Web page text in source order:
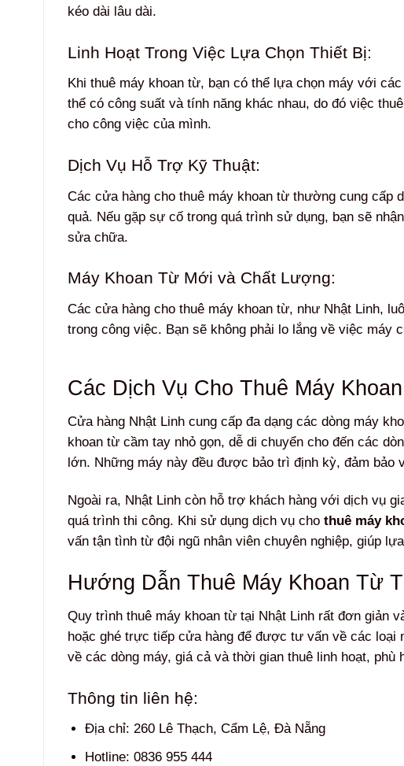
kéo dài lâu dài.
Linh Hoạt Trong Việc Lựa Chọn Thiết Bị:
Khi thuê máy khoan từ, bạn có thể lựa chọn máy với
thể có công suất và tính năng khác nhau, do đó việc
cho công việc của mình.
Dịch Vụ Hỗ Trợ Kỹ Thuật:
Các cửa hàng cho thuê máy khoan từ thường cung cấp
quả. Nếu gặp sự cố trong quá trình sử dụng, bạn sẽ
sửa chữa.
Máy Khoan Từ Mới và Chất Lượng:
Các cửa hàng cho thuê máy khoan từ, như Nhật Linh,
trong công việc. Bạn sẽ không phải lo lắng về việc máy
Các Dịch Vụ Cho Thuê Máy
Cửa hàng Nhật Linh cung cấp đa dạng các dòng máy
khoan từ cầm tay nhỏ gọn, dễ di chuyển cho đến các
lớn. Những máy này đều được bảo trì định kỳ, đảm bảo
Ngoài ra, Nhật Linh còn hỗ trợ khách hàng với dịch vụ
quá trình thi công. Khi sử dụng dịch vụ cho thuê máy
vấn tận tình từ đội ngũ nhân viên chuyên nghiệp, giúp
Hướng Dẫn Thuê Máy Khoan Từ
Quy trình thuê máy khoan từ tại Nhật Linh rất đơn giản
hoặc ghé trực tiếp cửa hàng để được tư vấn về các loại
về các dòng máy, giá cả và thời gian thuê linh hoạt,
Thông tin liên hệ:
Địa chỉ: 260 Lê Thạch, Cẩm Lệ, Đà Nẵng
Hotline: 0836 955 444